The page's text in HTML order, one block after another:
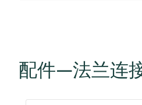
配件—法兰连